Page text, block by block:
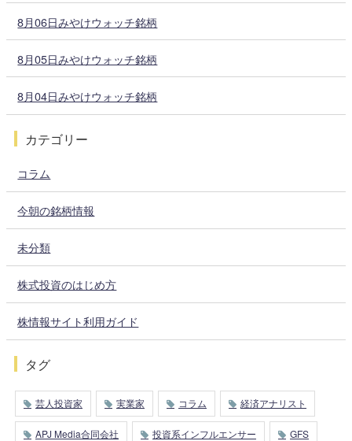
8月06日みやけウォッチ銘柄
8月05日みやけウォッチ銘柄
8月04日みやけウォッチ銘柄
カテゴリー
コラム
今朝の銘柄情報
未分類
株式投資のはじめ方
株情報サイト利用ガイド
タグ
芸人投資家 実業家 コラム 経済アナリスト
APJ Media合同会社 投資系インフルエンサー GFS